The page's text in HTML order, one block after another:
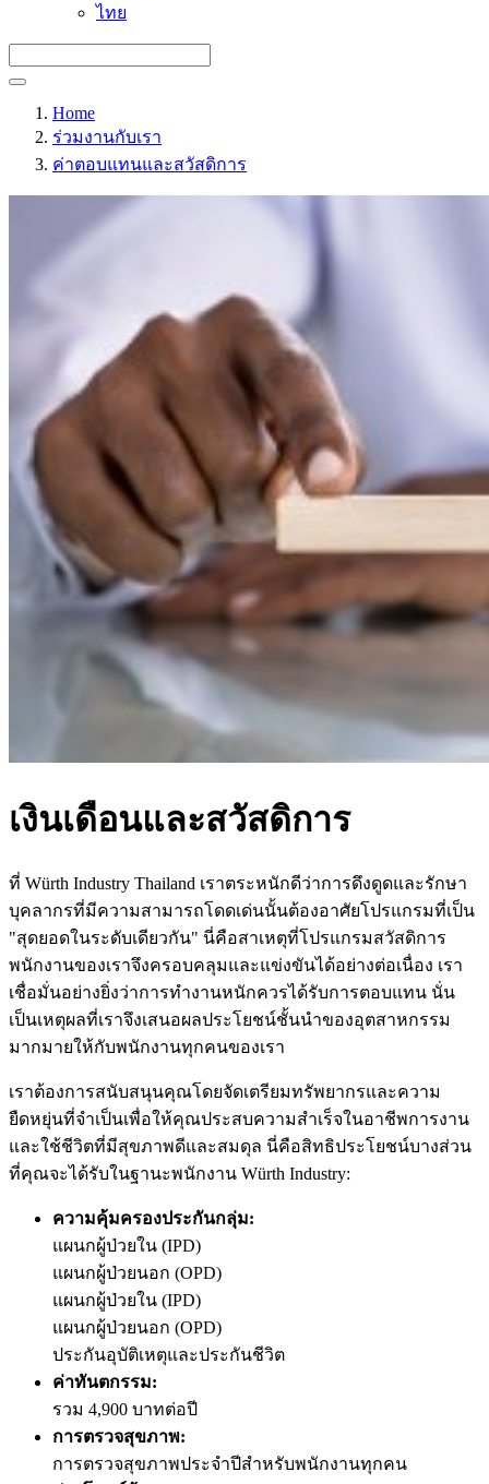
ไทย
Home
ร่วมงานกับเรา
ค่าตอบแทนและสวัสดิการ
เงินเดือนและสวัสดิการ
ที่ Würth Industry Thailand เราตระหนักดีว่าการดึงดูดและรักษา
บุคลากรที่มีความสามารถโดดเด่นนั้นต้องอาศัยโปรแกรมที่เป็น
"สุดยอดในระดับเดียวกัน" นี่คือสาเหตุที่โปรแกรมสวัสดิการ
พนักงานของเราจึงครอบคลุมและแข่งขันได้อย่างต่อเนื่อง เรา
เชื่อมั่นอย่างยิ่งว่าการทำงานหนักควรได้รับการตอบแทน นั่น
เป็นเหตุผลที่เราจึงเสนอผลประโยชน์ชั้นนำของอุตสาหกรรม
มากมายให้กับพนักงานทุกคนของเรา
เราต้องการสนับสนุนคุณโดยจัดเตรียมทรัพยากรและความ
ยืดหยุ่นที่จำเป็นเพื่อให้คุณประสบความสำเร็จในอาชีพการงาน
และใช้ชีวิตที่มีสุขภาพดีและสมดุล นี่คือสิทธิประโยชน์บางส่วน
ที่คุณจะได้รับในฐานะพนักงาน Würth Industry:
ความคุ้มครองประกันกลุ่ม:
แผนกผู้ป่วยใน (IPD)
แผนกผู้ป่วยนอก (OPD)
แผนกผู้ป่วยใน (IPD)
แผนกผู้ป่วยนอก (OPD)
ประกันอุบัติเหตุและประกันชีวิต
ค่าทันตกรรม:
รวม 4,900 บาทต่อปี
การตรวจสุขภาพ:
การตรวจสุขภาพประจำปีสำหรับพนักงานทุกคน